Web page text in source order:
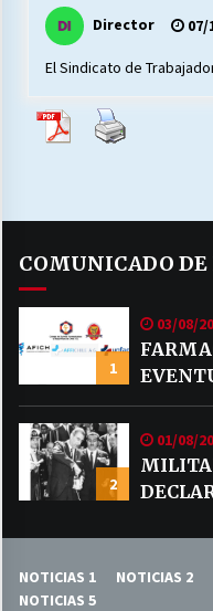
06/
Director 07/
El Sindicato de
COMUNICADO DE
1
03/08/
LIBRE
2
01/08/
NOTICIAS 1 NOTICIAS 2
NOTICIAS 5